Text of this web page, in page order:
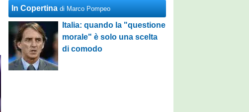
In Copertina di Marco Pompeo
Italia: quando la "questione
morale" è solo una scelta
di comodo